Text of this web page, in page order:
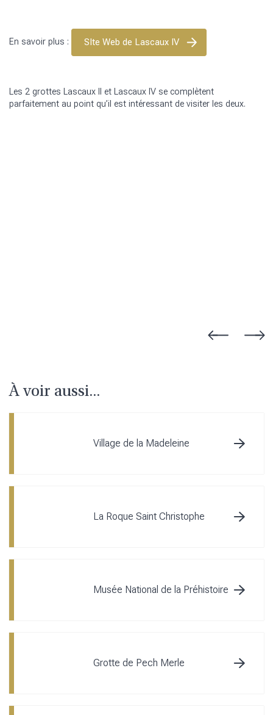
En savoir plus : SIte Web de Lascaux IV
Les 2 grottes Lascaux II et Lascaux IV se complètent
parfaitement au point qu’il est intéressant de visiter les deux.
À voir aussi...
Village de la Madeleine
La Roque Saint Christophe
Musée National de la Préhistoire
Grotte de Pech Merle